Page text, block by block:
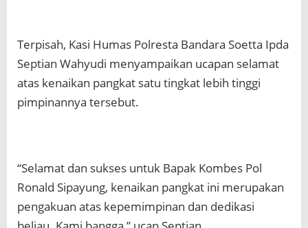
Terpisah, Kasi Humas Polresta Bandara Soetta Ipda
Septian Wahyudi menyampaikan ucapan selamat
atas kenaikan pangkat satu tingkat lebih tinggi
pimpinannya tersebut.
“Selamat dan sukses untuk Bapak Kombes Pol
Ronald Sipayung, kenaikan pangkat ini merupakan
pengakuan atas kepemimpinan dan dedikasi